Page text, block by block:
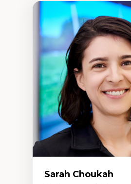
Sarah Choukah